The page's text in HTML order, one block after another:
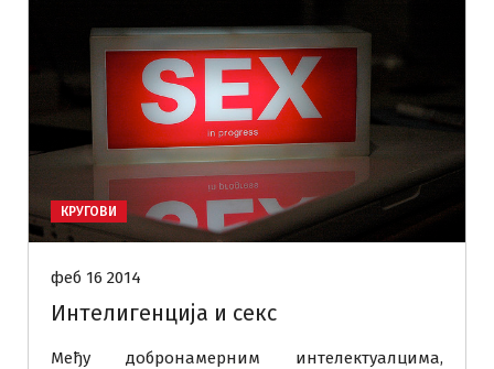
КРУГОВИ
феб 16 2014
Интелигенција и секс
Међу добронамерним интелектуалцима,